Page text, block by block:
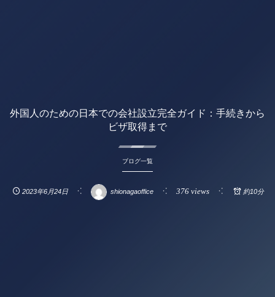
外国人のための日本での会社設立完全ガイド：手続きから
ビザ取得まで
ブログ一覧
2023年6月24日 shionagaoffice 376 views 約10分